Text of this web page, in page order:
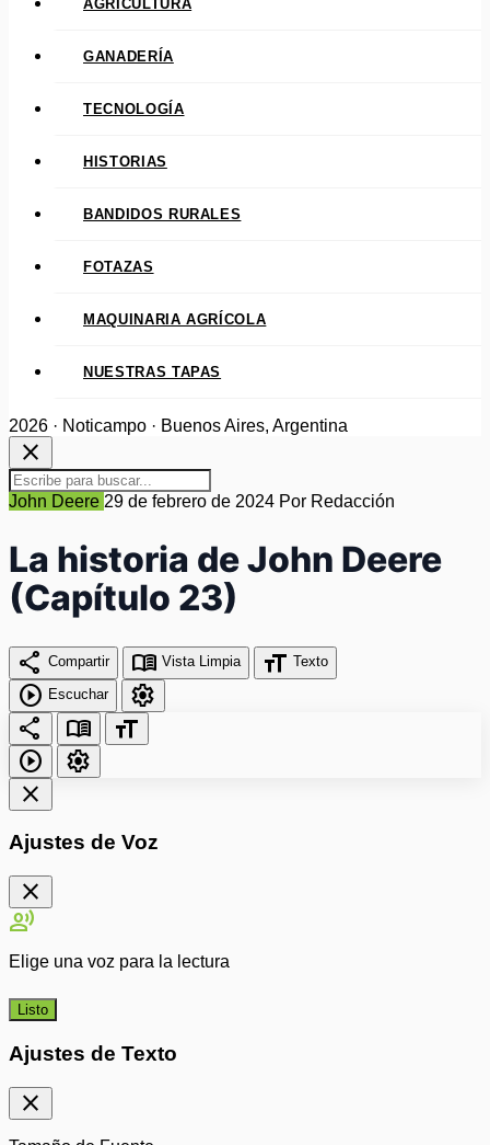
AGRICULTURA
GANADERÍA
TECNOLOGÍA
HISTORIAS
BANDIDOS RURALES
FOTAZAS
MAQUINARIA AGRÍCOLA
NUESTRAS TAPAS
2026 · Noticampo · Buenos Aires, Argentina
close
John Deere 29 de febrero de 2024 Por Redacción
La historia de John Deere
(Capítulo 23)
share Compartir menu_book Vista Limpia format_size Texto
play_circle Escuchar
settings
share
menu_book
format_size
play_circle
settings
close
Ajustes de Voz
close
record_voice_over
Elige una voz para la lectura
Listo
Ajustes de Texto
close